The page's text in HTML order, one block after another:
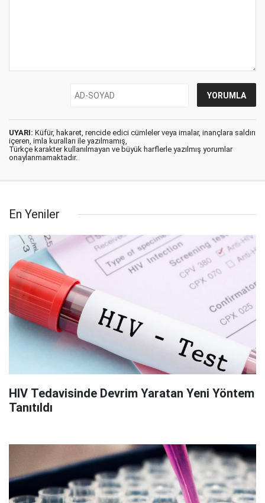
UYARI: Küfür, hakaret, rencide edici cümleler veya imalar, inançlara saldırı
içeren, imla kuralları ile yazılmamış,
Türkçe karakter kullanılmayan ve büyük harflerle yazılmış yorumlar
onaylanmamaktadır.
En Yeniler
HIV Tedavisinde Devrim Yaratan Yeni Yöntem
Tanıtıldı